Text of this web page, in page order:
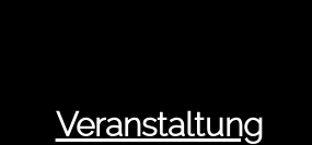
Veranstaltung